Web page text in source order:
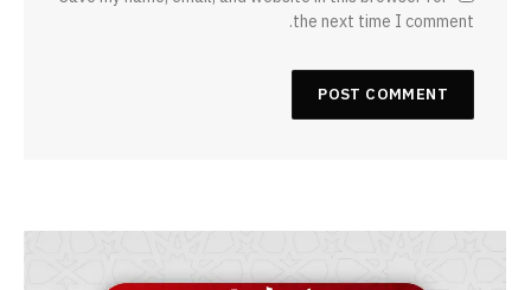
the next time I comment.